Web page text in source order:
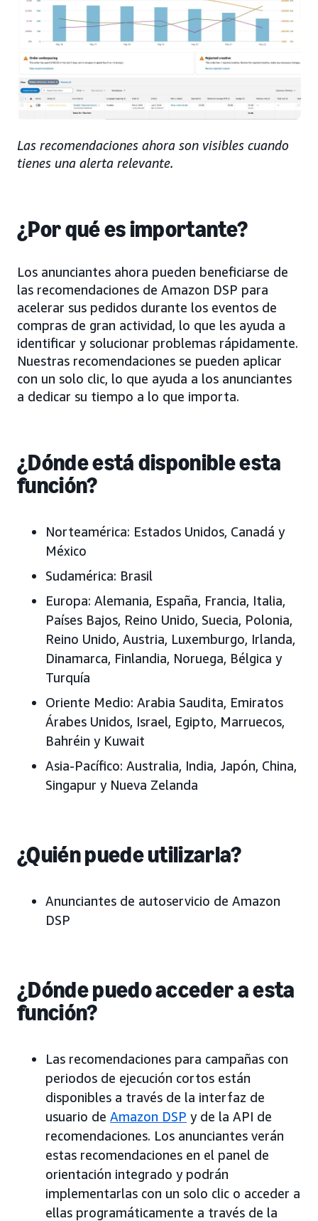
Las recomendaciones ahora son visibles cuando
tienes una alerta relevante.
¿Por qué es importante?
Los anunciantes ahora pueden beneficiarse de
las recomendaciones de Amazon DSP para
acelerar sus pedidos durante los eventos de
compras de gran actividad, lo que les ayuda a
identificar y solucionar problemas rápidamente.
Nuestras recomendaciones se pueden aplicar
con un solo clic, lo que ayuda a los anunciantes
a dedicar su tiempo a lo que importa.
¿Dónde está disponible esta
función?
Norteamérica: Estados Unidos, Canadá y
México
Sudamérica: Brasil
Europa: Alemania, España, Francia, Italia,
Países Bajos, Reino Unido, Suecia, Polonia,
Reino Unido, Austria, Luxemburgo, Irlanda,
Dinamarca, Finlandia, Noruega, Bélgica y
Turquía
Oriente Medio: Arabia Saudita, Emiratos
Árabes Unidos, Israel, Egipto, Marruecos,
Bahréin y Kuwait
Asia-Pacífico: Australia, India, Japón, China,
Singapur y Nueva Zelanda
¿Quién puede utilizarla?
Anunciantes de autoservicio de Amazon
DSP
¿Dónde puedo acceder a esta
función?
Las recomendaciones para campañas con
periodos de ejecución cortos están
disponibles a través de la interfaz de
usuario de Amazon DSP y de la API de
recomendaciones. Los anunciantes verán
estas recomendaciones en el panel de
orientación integrado y podrán
implementarlas con un solo clic o acceder a
ellas programáticamente a través de la